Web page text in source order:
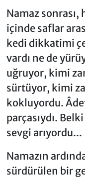
Namaz
içinde saflar
kedi dikkatimi
vardı ne de
uğruyor, kimi
sürtüyor, kimi
kokluyordu.
parçasıydı.
sevgi arıyordu...
Namazın
sürdürülen bir